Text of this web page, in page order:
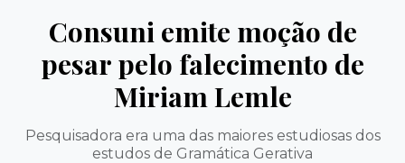
Consuni emite moção de
pesar pelo falecimento de
Miriam Lemle
Pesquisadora era uma das maiores estudiosas dos
estudos de Gramática Gerativa